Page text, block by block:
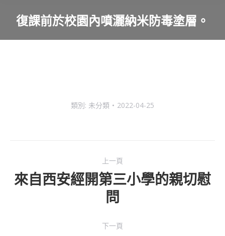
復課前於校園內噴灑納米防毒塗層。
You are here:
類別: 未分類 2022-04-25
navigation
上一頁
Previous
post:
來自西安經開第三小學的親切慰
問
下一頁